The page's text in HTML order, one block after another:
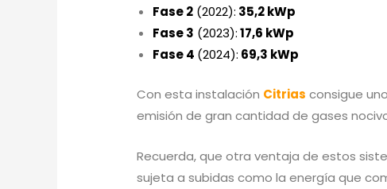
Fase 2 (2022): 35,2 kWp
Fase 3 (2023):17,6 kWp
Fase 4 (2024): 69,3 kWp
Con esta instalación Citrias consigue
emisión de gran cantidad de gases
Recuerda, que otra ventaja de estos
sujeta a subidas como la energía que